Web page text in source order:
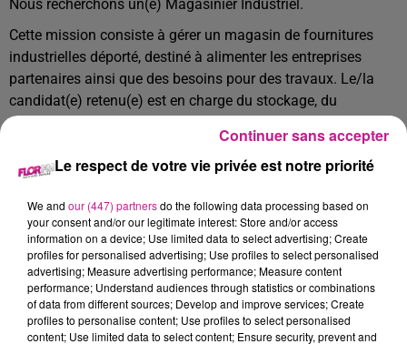
Nous recherchons un(e) Magasinier Industriel.
Cette mission consiste à gérer un magasin de fournitures
industrielles déporté, destiné à alimenter les entreprises
partenaires ainsi que des besoins pour des travaux. Le/la
candidat(e) retenu(e) est en charge du stockage, du
conditionnement et de la livraison des pièces nécessaires.
Organiser le stockage :
Assurer le transfert des pièces du magasin principal vers le
magasin déporté.
Réceptionner les marchandises et contrôler leur conformité.
Organiser, ranger et étiqueter les marchandises dans le
magasin.
Aider à l'enregistrement des entrées et sorties dans le fichier
de suivi.
Le respect de votre vie privée est notre priorité
We and our (447) partnersdo the following data processing based on
your consent and/or our legitimate interest: Store and/or access
information on a device; Use limited data to select advertising; Create
profiles for personalised advertising; Use profiles to select personalised
advertising; Measure advertising performance; Measure content
performance; Understand audiences through statistics or combinations
of data from different sources; Develop and improve services; Create
profiles to personalise content; Use profiles to select personalised
content; Use limited data to select content; Ensure security, prevent and
Continuer sans accepter